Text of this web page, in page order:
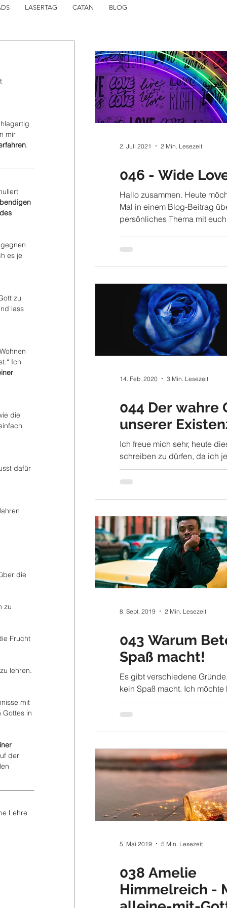
LASERTAG CATAN BLOG
mir
.
es je
zu
lass
Ich
die
dafür
die
zu
Frucht
lehren.
mit
Gottes in
der
Lehre
046 - Wide
Hallo zusammen. Heute
Mal in einem Blog-Beitrag
persönliches Thema mit
2. Juli 2021 2 Min. Lesezeit
044 Der wahre
unserer
Ich freue mich sehr, heute
schreiben zu dürfen, da ich
halbes Jahr keinen Blog
habe. Heute...
14. Feb. 2020 3 Min. Lesezeit
043 Warum
Spaß macht!
Es gibt verschiedene
kein Spaß macht. Ich
Aufzählen: 1. Gebet macht
8. Sept. 2019 2 Min. Lesezeit
038 Amelie
Himmelreich -
5. Mai 2019 5 Min. Lesezeit